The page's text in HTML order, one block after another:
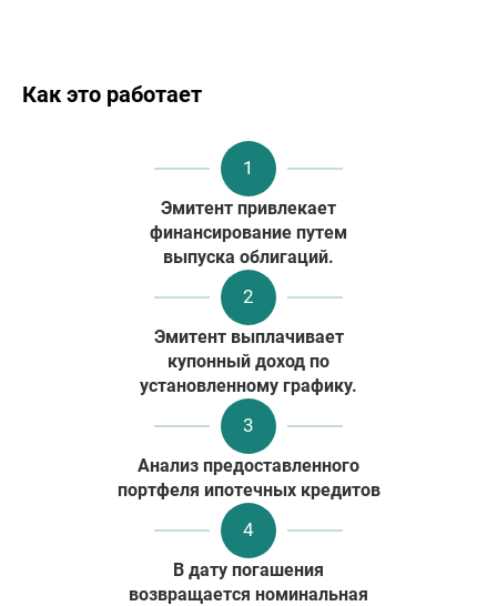
Как это работает
1
Эмитент привлекает
финансирование путем
выпуска облигаций.
2
Эмитент выплачивает
купонный доход по
установленному графику.
3
Анализ предоставленного
портфеля ипотечных кредитов
4
В дату погашения
возвращается номинальная